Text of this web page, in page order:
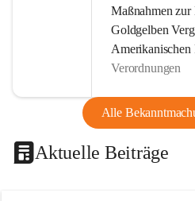
Maßnahmen
Goldgelben
Amerikanischen
Verordnungen
Alle
Aktuelle Beiträge